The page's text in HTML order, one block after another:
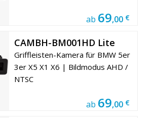
ab 69,00 €
CAMBH-BM001HD Lite
Griffleisten-Kamera für BMW 5er
3er X5 X1 X6 | Bildmodus AHD /
NTSC
ab 69,00 €